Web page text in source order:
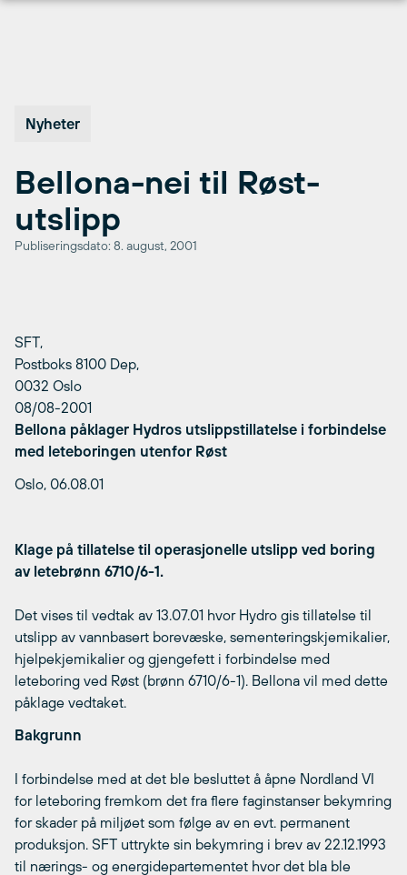
Nyheter
Bellona-nei til Røst-
utslipp
Publiseringsdato: 8. august, 2001
SFT,
Postboks 8100 Dep,
0032 Oslo
08/08-2001
Bellona påklager Hydros utslippstillatelse i forbindelse
med leteboringen utenfor Røst
Oslo, 06.08.01
Klage på tillatelse til operasjonelle utslipp ved boring
av letebrønn 6710/6-1.
Det vises til vedtak av 13.07.01 hvor Hydro gis tillatelse til
utslipp av vannbasert borevæske, sementeringskjemikalier,
hjelpekjemikalier og gjengefett i forbindelse med
leteboring ved Røst (brønn 6710/6-1). Bellona vil med dette
påklage vedtaket.
Bakgrunn
I forbindelse med at det ble besluttet å åpne Nordland VI
for leteboring fremkom det fra flere faginstanser bekymring
for skader på miljøet som følge av en evt. permanent
produksjon. SFT uttrykte sin bekymring i brev av 22.12.1993
til nærings- og energidepartementet hvor det bla ble